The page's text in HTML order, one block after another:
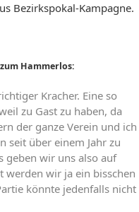
Bezirkspokal-Kampagne.
Hammerlos:
Kracher. Eine so
zu Gast zu haben, da
der ganze Verein und ich
seit über einem Jahr zu
geben wir uns also auf
werden wir ja ein bisschen
könnte jedenfalls nicht